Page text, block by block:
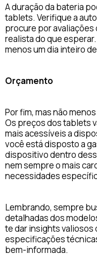
A duração da bateria
tablets. Verifique a
procure por avaliações
realista do que
menos um dia inteiro
Orçamento
Por fim, mas não
Os preços dos tablets
mais acessíveis a
você está disposto a
dispositivo dentro
nem sempre o mais
necessidades
Lembrando, sempre
detalhadas dos
te dar insights valiosos
especificações
bem-informada.